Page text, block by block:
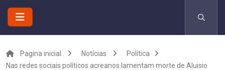
Pagina inicial Notícias
Política
Nas redes sociais políticos acreanos lamentam morte de Aluisio